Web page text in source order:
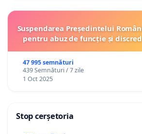
Suspendarea Președintelui
pentru abuz de funcție și
47 995 semnături
439 Semnături / 7 zile
1 Oct 2025
Stop cerșetoria